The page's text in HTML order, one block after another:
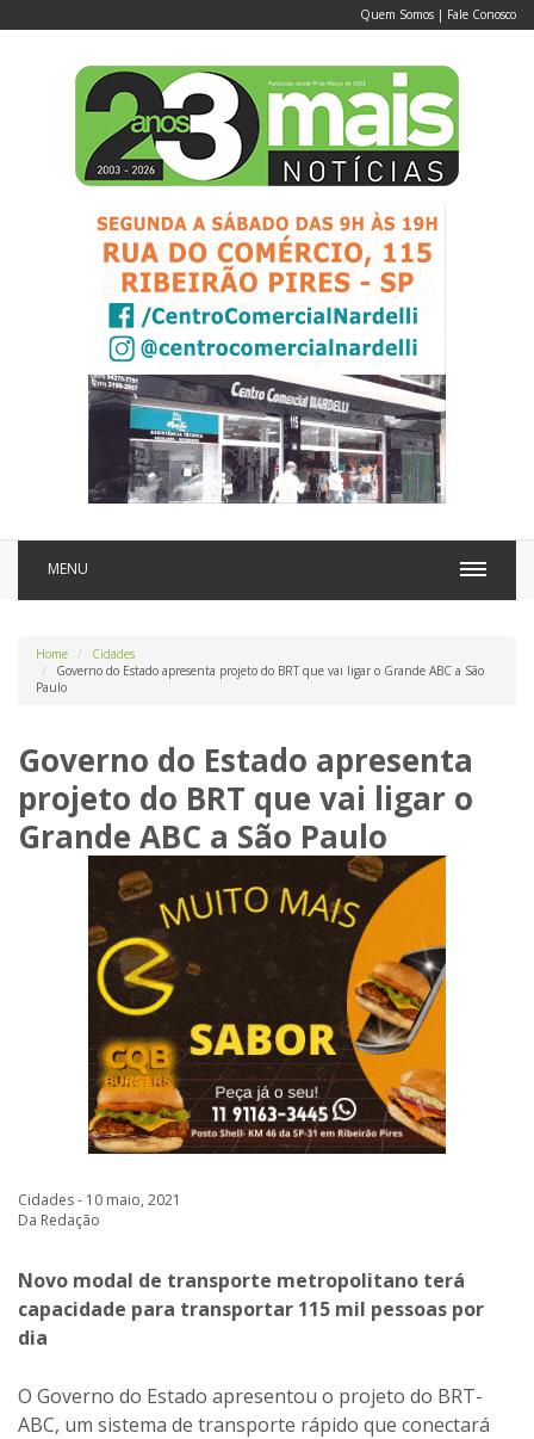
Quem Somos | Fale Conosco
MENU
Home
Cidades
Governo do Estado apresenta projeto do BRT que vai ligar o Grande ABC a São
Paulo
Governo do Estado apresenta
projeto do BRT que vai ligar o
Grande ABC a São Paulo
Cidades - 10 maio, 2021
Da Redação
Novo modal de transporte metropolitano terá
capacidade para transportar 115 mil pessoas por
dia
O Governo do Estado apresentou o projeto do BRT-
ABC, um sistema de transporte rápido que conectará